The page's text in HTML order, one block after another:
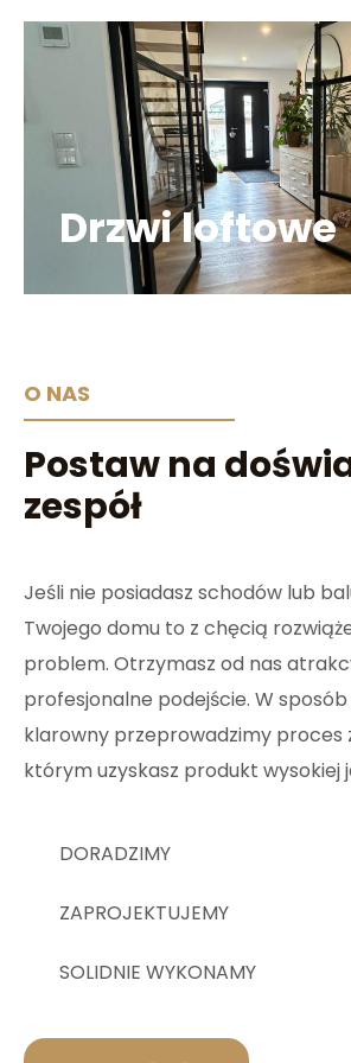
Drzwi loftowe
O NAS
Postaw na
zespół
Jeśli nie posiadasz schodów lub
Twojego domu to z chęcią
problem. Otrzymasz od nas
profesjonalne podejście. W
klarowny przeprowadzimy proces
którym uzyskasz produkt wysokiej
DORADZIMY
ZAPROJEKTUJEMY
SOLIDNIE WYKONAMY